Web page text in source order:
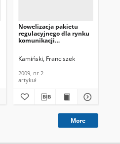
Nowelizacja pakietu
regulacyjnego dla rynku
komunikacji
powszechna i ochrona
Informacyjny Instytutu
Łączności, 2009, nr 2
Kamiński, Franciszek
2009, nr 2
artykuł
More